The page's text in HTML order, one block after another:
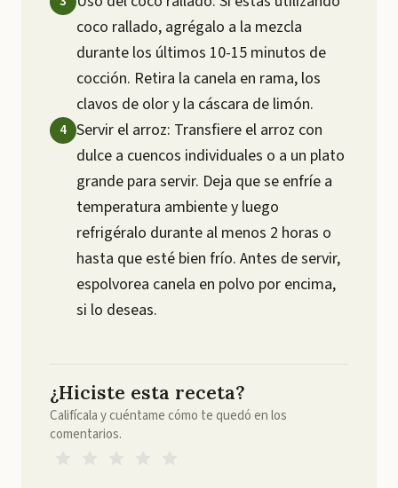
coco rallado, agrégalo a la mezcla
durante los últimos 10-15 minutos de
cocción. Retira la canela en rama, los
clavos de olor y la cáscara de limón.
Servir el arroz: Transfiere el arroz con
dulce a cuencos individuales o a un plato
grande para servir. Deja que se enfríe a
temperatura ambiente y luego
refrigéralo durante al menos 2 horas o
hasta que esté bien frío. Antes de servir,
espolvorea canela en polvo por encima,
si lo deseas.
¿Hiciste esta receta?
Califícala y cuéntame cómo te quedó en los
comentarios.